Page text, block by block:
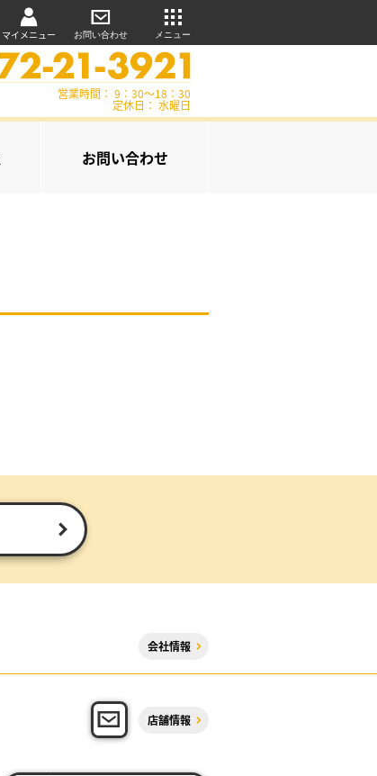
マイメニュー お問い合わせ メニュー
営業時間： 9：30～18：30
定休日： 水曜日
お問い合わせ
会社情報
店舗情報